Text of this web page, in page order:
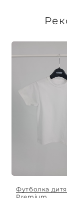
Футболка